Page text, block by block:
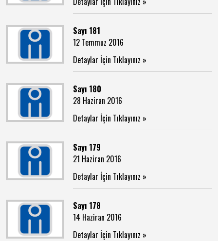
Sayı 181
12 Temmuz 2016
Detaylar İçin Tıklayınız »
Sayı 180
28 Haziran 2016
Detaylar İçin Tıklayınız »
Sayı 179
21 Haziran 2016
Detaylar İçin Tıklayınız »
Sayı 178
14 Haziran 2016
Detaylar İçin Tıklayınız »